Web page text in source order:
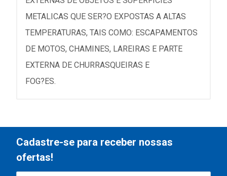
METALICAS QUE SER?O EXPOSTAS A ALTAS
TEMPERATURAS, TAIS COMO: ESCAPAMENTOS
DE MOTOS, CHAMINES, LAREIRAS E PARTE
EXTERNA DE CHURRASQUEIRAS E
FOG?ES.
Cadastre-se para receber nossas
ofertas!